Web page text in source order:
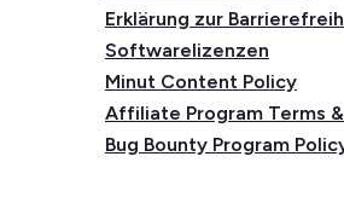
Erklärung zur
Softwarelizenzen
Minut Content Policy
Affiliate Program Terms
Bug Bounty Program